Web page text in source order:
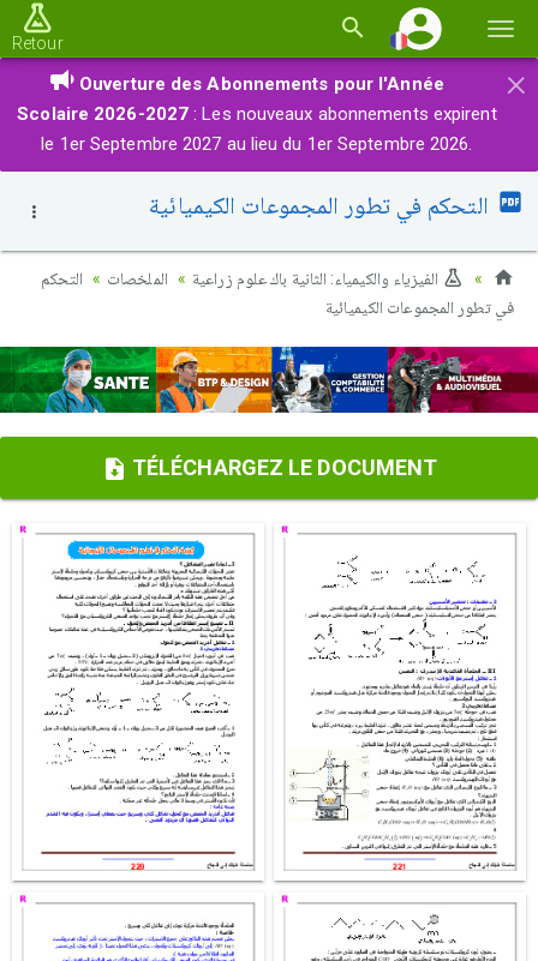
la
Retour
×
Ouverture des Abonnements pour l'Année
Scolaire 2026-2027 : Les nouveaux abonnements expirent
le 1er Septembre 2027 au lieu du 1er Septembre 2026.
التحكم في تطور المجموعات الكيميائية
الفيزياء والكيمياء: الثانية باك علوم زراعية الملخصات
التحكم
في تطور المجموعات الكيميائية
TÉLÉCHARGEZ LE DOCUMENT